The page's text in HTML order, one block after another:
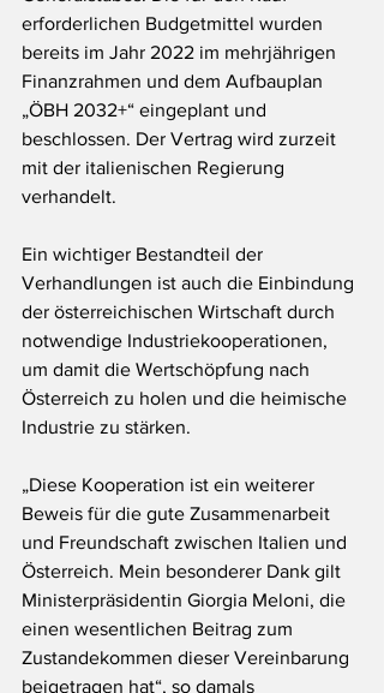
erforderlichen Budgetmittel wurden
bereits im Jahr 2022 im mehrjährigen
Finanzrahmen und dem Aufbauplan
„ÖBH 2032+“ eingeplant und
beschlossen. Der Vertrag wird zurzeit
mit der italienischen Regierung
verhandelt.
Ein wichtiger Bestandteil der
Verhandlungen ist auch die Einbindung
der österreichischen Wirtschaft durch
notwendige Industriekooperationen,
um damit die Wertschöpfung nach
Österreich zu holen und die heimische
Industrie zu stärken.
„Diese Kooperation ist ein weiterer
Beweis für die gute Zusammenarbeit
und Freundschaft zwischen Italien und
Österreich. Mein besonderer Dank gilt
Ministerpräsidentin Giorgia Meloni, die
einen wesentlichen Beitrag zum
Zustandekommen dieser Vereinbarung
beigetragen hat“, so damals